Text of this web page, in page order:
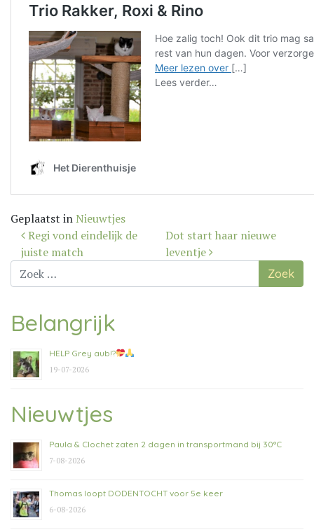
Geplaatst in Nieuwtjes
Bericht
navigatie
Regi vond eindelijk de
juiste match
Dot start haar nieuwe
leventje
Zoek
naar:
Belangrijk
HELP Grey aub!?
19-07-2026
Nieuwtjes
Paula & Clochet zaten 2 dagen in transportmand bij 30°C
7-08-2026
Thomas loopt DODENTOCHT voor 5e keer
6-08-2026